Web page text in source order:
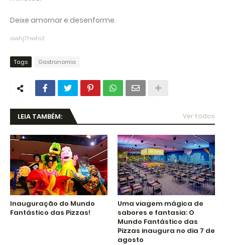
Deixe amornar e desenforme.
awhj7hwfo2
Tags Gastronomia
LEIA TAMBÉM: Ver todos
Inauguração do Mundo
Fantástico das Pizzas!
Uma viagem mágica de
sabores e fantasia: O
Mundo Fantástico das
Pizzas inaugura no dia 7 de
agosto